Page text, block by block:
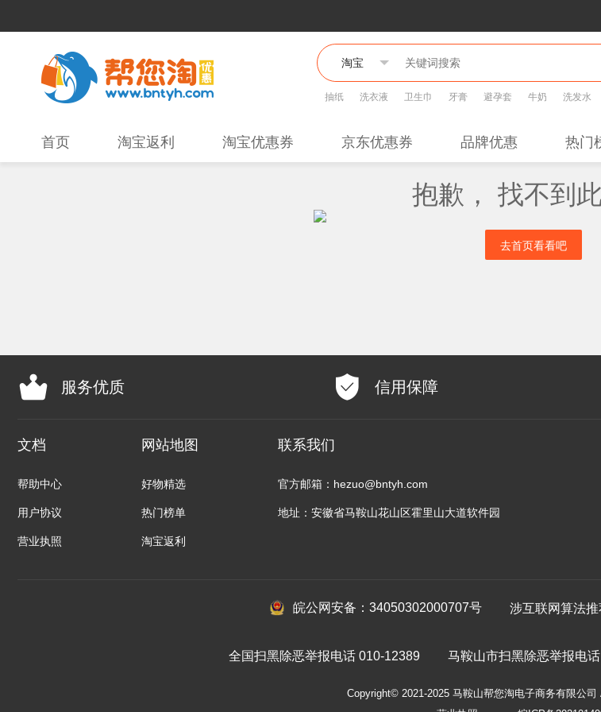
抽纸 洗衣液 卫生巾 牙膏 避孕套 牛奶 洗发水
首页 淘宝返利 淘宝优惠券 京东优惠券 品牌优惠 热门
抱歉， 找不到
去首页看看吧
服务优质 信用保障
文档
帮助中心
用户协议
营业执照
网站地图
好物精选
热门榜单
淘宝返利
联系我们
官方邮箱：hezuo@bntyh.com
地址：安徽省马鞍山花山区霍里山大道软件园
皖公网安备：34050302000707号 涉互联网算法
全国扫黑除恶举报电话 010-12389 马鞍山市扫黑除恶举报电
Copyright© 2021-2025 马鞍山帮您淘电子商务有限公